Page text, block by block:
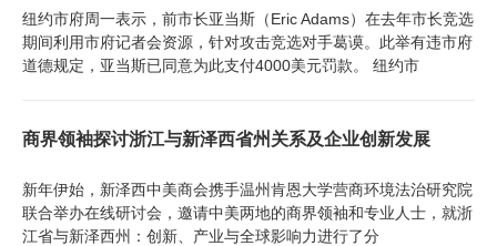
纽约市府周一表示，前市长亚当斯（Eric Adams）在去年市长竞选
期间利用市府记者会资源，针对攻击竞选对手葛谟。此举有违市府
道德规定，亚当斯已同意为此支付4000美元罚款。 纽约市
商界领袖探讨浙江与新泽西省州关系及企业创新发展
新年伊始，新泽西中美商会携手温州肯恩大学营商环境法治研究院
联合举办在线研讨会，邀请中美两地的商界领袖和专业人士，就浙
江省与新泽西州：创新、产业与全球影响力进行了分